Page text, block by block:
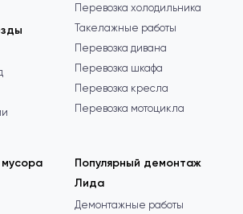
Перевозка холодильника
Такелажные работы
Перевозка дивана
Перевозка шкафа
Перевозка кресла
Перевозка мотоцикла
Популярный демонтаж
Лида
Демонтажные работы